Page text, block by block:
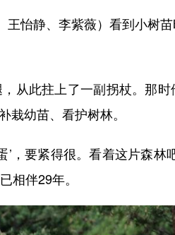
怡静、李紫薇）看到小树
此拄上了一副拐杖。那时
幼苗、看护树林。
要紧得很。看着这片森林
相伴29年。